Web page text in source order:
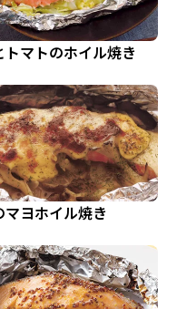
トマトのホイル焼き
マヨホイル焼き